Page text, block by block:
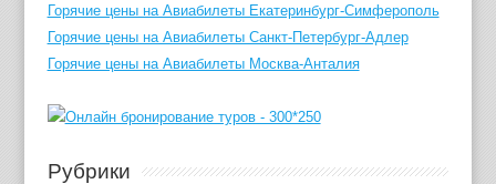
Горячие цены на Авиабилеты Екатеринбург-Симферополь
Горячие цены на Авиабилеты Санкт-Петербург-Адлер
Горячие цены на Авиабилеты Москва-Анталия
Рубрики